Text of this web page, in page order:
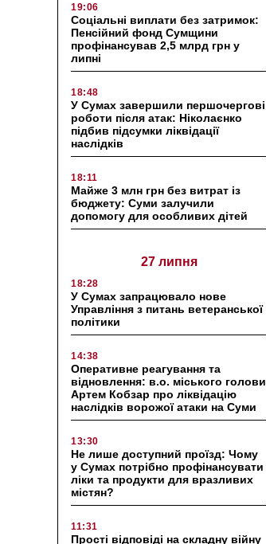
19:06
Соціальні виплати без затримок:
Пенсійний фонд Сумщини
профінансував 2,5 млрд грн у
липні
18:48
У Сумах завершили першочергові
роботи після атак: Ніколаєнко
підбив підсумки ліквідації
наслідків
18:11
Майже 3 млн грн без витрат із
бюджету: Суми залучили
допомогу для особливих дітей
27 липня
18:28
У Сумах запрацювало нове
Управління з питань ветеранської
політики
14:38
Оперативне реагування та
відновлення: в.о. міського голови
Артем Кобзар про ліквідацію
наслідків ворожої атаки на Суми
13:30
Не лише доступний проїзд: Чому
у Сумах потрібно профінансувати
ліки та продукти для вразливих
містян?
11:31
Прості відповіді на складну війну